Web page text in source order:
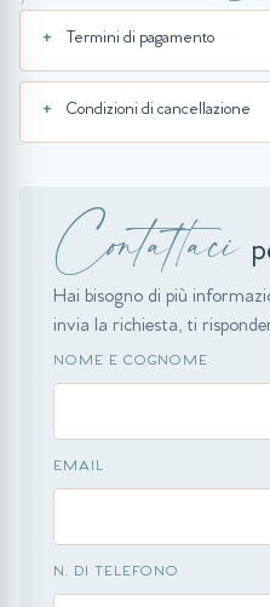
Termini di pagamento
Condizioni di cancellazione
Contattaci
Hai bisogno di più
invia la richiesta, ti
NOME E COGNOME
EMAIL
N. DI TELEFONO